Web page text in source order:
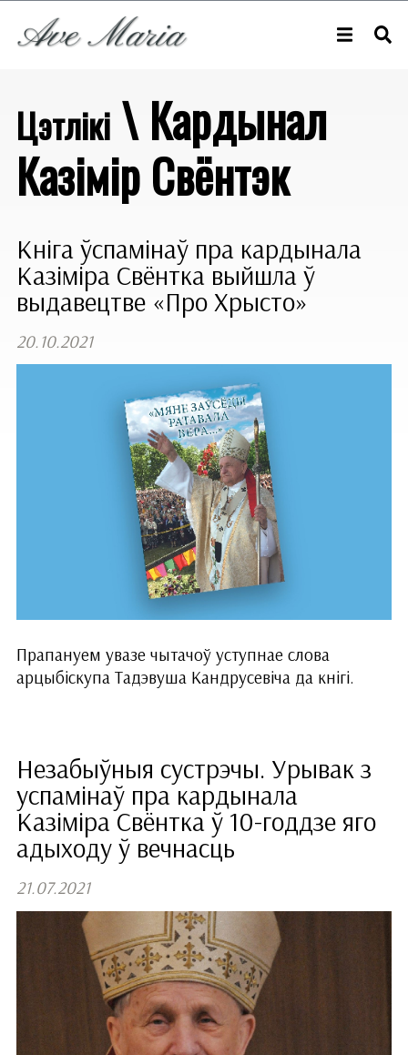
Цэтлікі\ Кардынал
Казімір Свёнтэк
Кніга ўспамінаў пра кардынала
Казіміра Свёнтка выйшла ў
выдавецтве «Про Хрысто»
20.10.2021
Прапануем увазе чытачоў уступнае слова
арцыбіскупа Тадэвуша Кандрусевіча да кнігі.
Незабыўныя сустрэчы. Урывак з
успамінаў пра кардынала
Казіміра Свёнтка ў 10-годдзе яго
адыходу ў вечнасць
21.07.2021